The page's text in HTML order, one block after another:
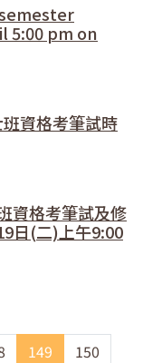
semester
5:00 pm on
班資格考筆試時
資格考筆試及修
日(二)上午9:00
149
150